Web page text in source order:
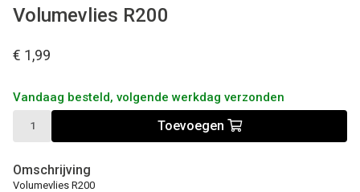
Volumevlies R200
€ 1,99
Vandaag besteld, volgende werkdag verzonden
Toevoegen
Omschrijving
Volumevlies R200